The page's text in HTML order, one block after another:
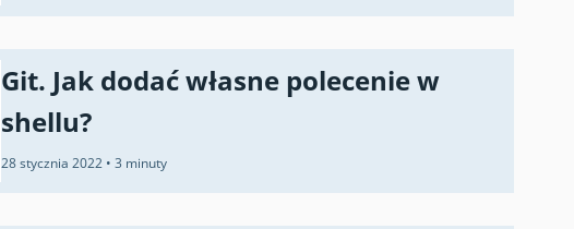
Git. Jak dodać własne polecenie w
shellu?
28 stycznia 2022 • 3 minuty